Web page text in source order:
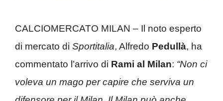
CALCIOMERCATO MILAN – Il noto esperto
di mercato di Sportitalia, Alfredo Pedullà, ha
commentato l’arrivo di Rami al Milan: “Non ci
voleva un mago per capire che serviva un